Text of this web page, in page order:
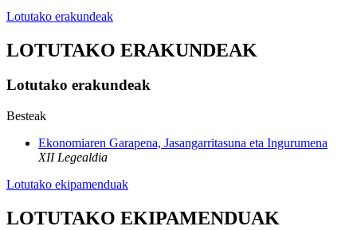
Lotutako erakundeak
LOTUTAKO ERAKUNDEAK
Lotutako erakundeak
Besteak
Ekonomiaren Garapena, Jasangarritasuna eta Ingurumena
XII Legealdia
Lotutako ekipamenduak
LOTUTAKO EKIPAMENDUAK